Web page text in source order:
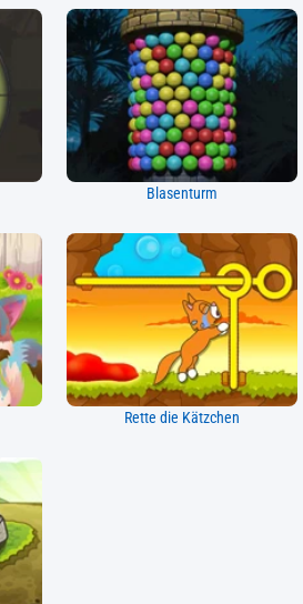
Blasenturm
Rette die Kätzchen